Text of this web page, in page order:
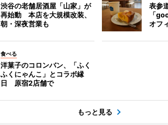
渋谷の老舗居酒屋「山家」が
再始動 本店を大規模改装、
朝・深夜営業も
表参
「
オフ
食べる
洋菓子のコロンバン、「ふく
ふくにゃんこ」とコラボ縁
日 原宿2店舗で
もっと見る